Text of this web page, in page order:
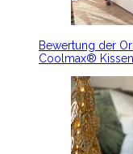
Bewertung der
Coolmax®